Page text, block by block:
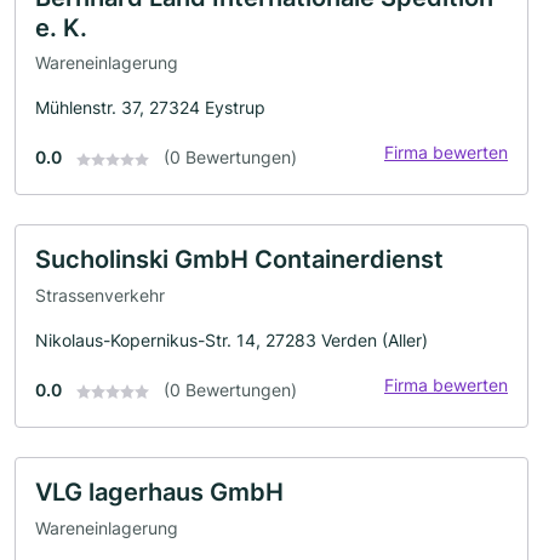
e. K.
Wareneinlagerung
Mühlenstr. 37, 27324 Eystrup
0.0 (0 Bewertungen) Firma bewerten
Sucholinski GmbH Containerdienst
Strassenverkehr
Nikolaus-Kopernikus-Str. 14, 27283 Verden (Aller)
0.0 (0 Bewertungen) Firma bewerten
VLG lagerhaus GmbH
Wareneinlagerung